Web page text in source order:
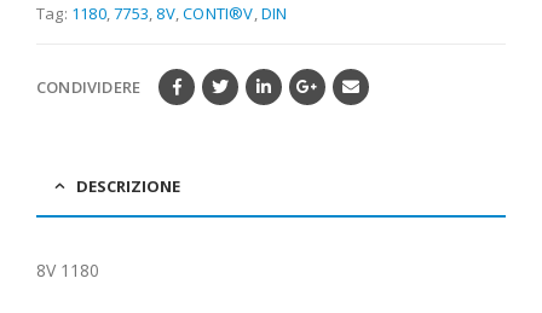
Tag: 1180,7753 8V,CONTI®V ,DIN
CONDIVIDERE
DESCRIZIONE
8V 1180